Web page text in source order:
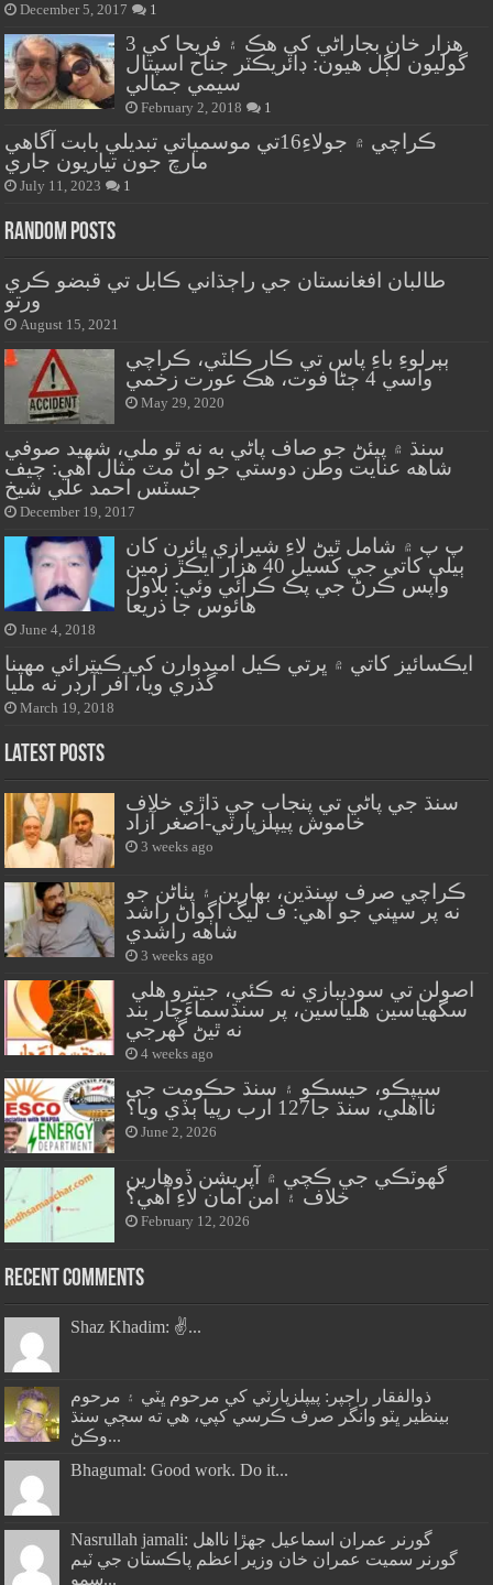
December 5, 2017 1
هزار خان بجاراڻي کي هڪ ۽ فريحا کي 3
گوليون لڳل هيون: ڊائريڪٽر جناح اسپتال
سيمي جمالي
February 2, 2018 1
ڪراچي ۾ جولاءِ16تي موسمياتي تبديلي بابت آگاهي
مارچ جون تياريون جاري
July 11, 2023 1
Random Posts
طالبان افغانستان جي راڄڌاني ڪابل تي قبضو ڪري
ورتو
August 15, 2021
ٻٻرلوءِ باءِ پاس تي ڪار ڪلٽي، ڪراچي
واسي 4 ڄڻا فوت، هڪ عورت زخمي
May 29, 2020
سنڌ ۾ پيئڻ جو صاف پاڻي به نه ٿو ملي، شهيد صوفي
شاهه عنايت وطن دوستي جو اڻ مٽ مثال آهي: چيف
جسٽس احمد علي شيخ
December 19, 2017
پ پ ۾ شامل ٿيڻ لاءِ شيرازي ڀائرن کان
ٻيلي کاتي جي کسيل 40 هزار ايڪڙ زمين
واپس ڪرڻ جي پڪ ڪرائي وئي: بلاول
هائوس جا ذريعا
June 4, 2018
ايڪسائيز کاتي ۾ ڀرتي ڪيل اميدوارن کي ڪيترائي مهينا
گذري ويا، آفر آرڊر نه مليا
March 19, 2018
Latest Posts
سنڌ جي پاڻي تي پنجاب جي ڌاڙي خلاف
خاموش پيپلزپارٽي-اصغر آزاد
3 weeks ago
ڪراچي صرف سنڌين، بهارين ۽ پٺاڻن جو
نه پر سڀني جو آهي: ف ليگ اڳواڻ راشد
شاهه راشدي
3 weeks ago
سگهياسين هلياسين، پر سنڌسماءَچار بند
نه ٿيڻ گهرجي
4 weeks ago
سيپڪو، حيسڪو ۽ سنڌ حڪومت جي
نااهلي، سنڌ جا127 ارب رپيا ٻڏي ويا؟
June 2, 2026
گهوٽڪي جي ڪچي ۾ آپريشن ڏوهارين
خلاف ۽ امن امان لاءِ آهي؟
February 12, 2026
Recent Comments
Shaz Khadim: ✌️...
ذوالفقار راڄپر: پيپلزپارٽي کي مرحوم ڀٽي ۽ مرحوم
بينظير ڀٽو وانگر صرف ڪرسي کپي، هي ته سڄي سنڌ
وڪڻ...
Bhagumal: Good work. Do it...
Nasrullah jamali: گورنر عمران اسماعيل جھڙا نااهل
گورنر سميت عمران خان وزير اعظم پاڪستان جي ٽيم
سمو...